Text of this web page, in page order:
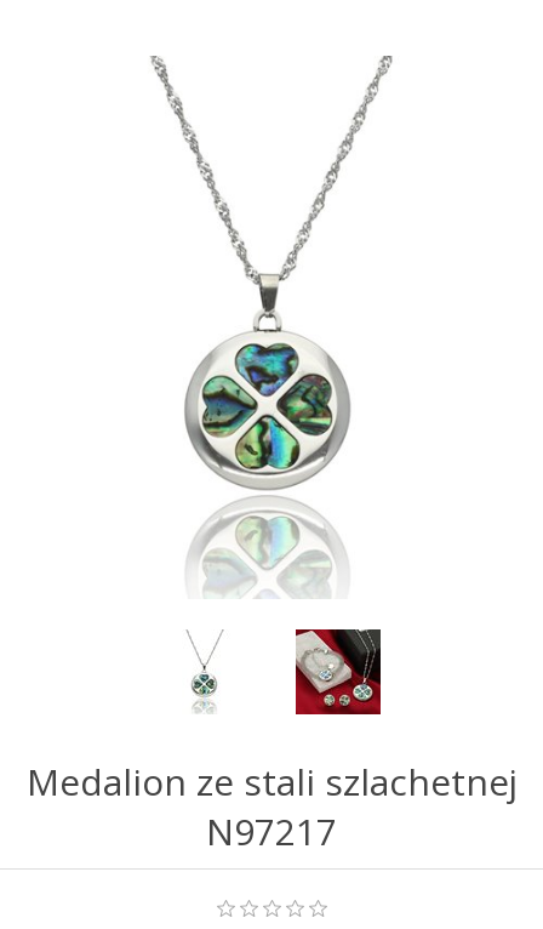
Medalion ze stali szlachetnej
N97217